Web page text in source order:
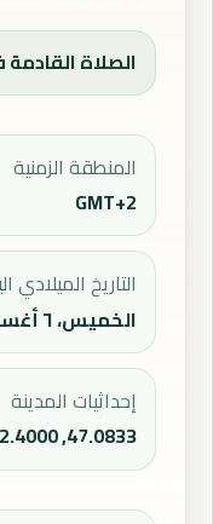
الصلاة القادمة في بورج
المنطقة الزمنية
GMT+2
التاريخ الميلادي
الخميس، ٦ أغسطس ٢٠٢٦
إحداثيات المدينة
47.0833, 2.4000